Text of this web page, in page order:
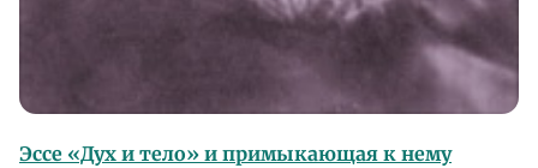
Эссе «Дух и тело» и примыкающая к нему